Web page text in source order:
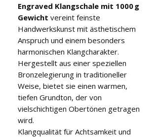
Engraved Klangschale mit 1000 g
Gewicht vereint feinste
Handwerkskunst mit ästhetischem
Anspruch und einem besonders
harmonischen Klangcharakter.
Hergestellt aus einer speziellen
Bronzelegierung in traditioneller
Weise, bietet sie einen warmen,
tiefen Grundton, der von
vielschichtigen Obertönen getragen
wird.
Klangqualität für Achtsamkeit und